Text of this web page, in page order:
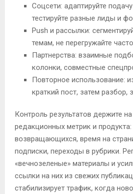
Соцсети: адаптируйте
тестируйте разные лиды и
Push и рассылки:
темам, не перегружайте
Партнерства: взаимные
колонки, совместные
Повторное использование:
краткий пост, затем разбор,
Контроль результатов держите
редакционных метрик и
возвращающихся, время на
подписки, переходы в рубрики.
«вечнозеленые» материалы и
ссылки на них из свежих
стабилизирует трафик, когда